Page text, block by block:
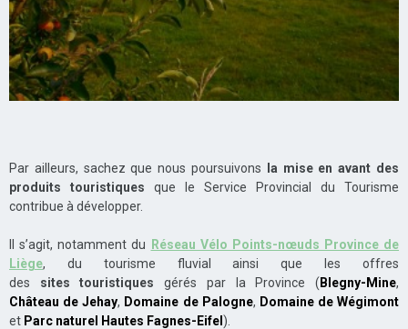
Par ailleurs, sachez que nous poursuivons la mise en avant des
produits touristiques que le Service Provincial du Tourisme
contribue à développer.
Il s’agit, notamment du Réseau Vélo Points-nœuds Province de
Liège, du tourisme fluvial ainsi que les offres
des sites touristiques gérés par la Province (Blegny-Mine,
Château de Jehay, Domaine de Palogne, Domaine de Wégimont
et Parc naturel Hautes Fagnes-Eifel).